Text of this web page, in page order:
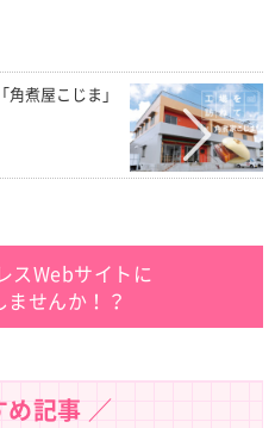
煮屋こじま」
スWebサイトに
せんか！？
め記事 ／